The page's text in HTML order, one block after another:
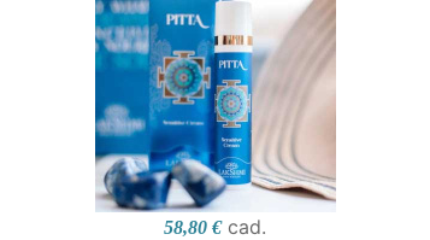
58,80 € cad.